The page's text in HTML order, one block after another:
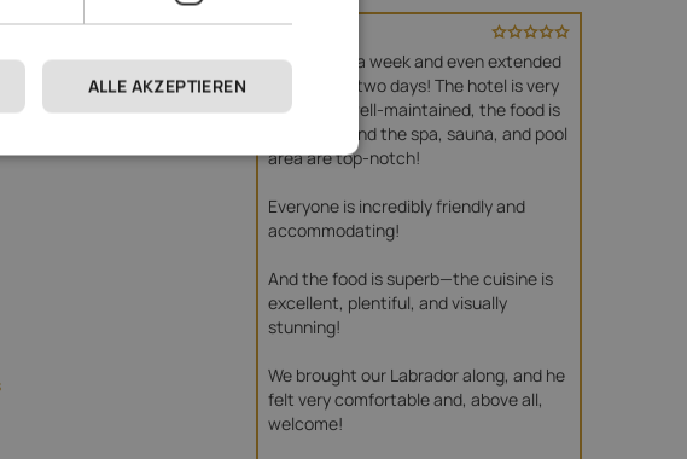
We booked a week and even extended
our stay by two days! The hotel is very
clean and well-maintained, the food is
excellent, and the spa, sauna, and pool
area are top-notch!
Everyone is incredibly friendly and
accommodating!
And the food is superb—the cuisine is
excellent, plentiful, and visually
stunning!
We brought our Labrador along, and he
felt very comfortable and, above all,
welcome!
ALLE AKZEPTIEREN